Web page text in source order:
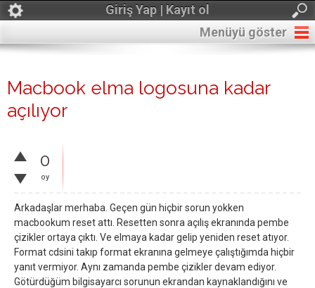
Giriş Yap | Kayıt ol
Menüyü göster
Macbook elma logosuna kadar
açılıyor
0
oy
Arkadaşlar merhaba. Geçen gün hiçbir sorun yokken
macbookum reset attı. Resetten sonra açılış ekranında pembe
çizikler ortaya çıktı. Ve elmaya kadar gelip yeniden reset atıyor.
Format cdsini takıp format ekranına gelmeye çalıştığımda hiçbir
yanıt vermiyor. Aynı zamanda pembe çizikler devam ediyor.
Götürdüğüm bilgisayarcı sorunun ekrandan kaynaklandığını ve